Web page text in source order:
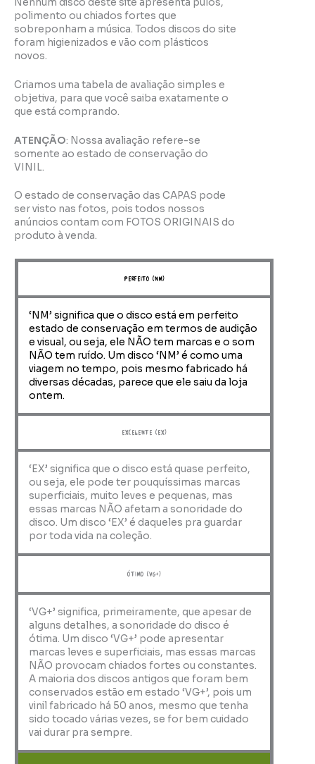
polimento ou chiados fortes que
sobreponham a música. Todos discos do site
foram higienizados e vão com plásticos
novos.
Criamos uma tabela de avaliação simples e
objetiva, para que você saiba exatamente o
que está comprando.
ATENÇÃO: Nossa avaliação refere-se
somente ao estado de conservação do
VINIL.
O estado de conservação das CAPAS pode
ser visto nas fotos, pois todos nossos
anúncios contam com FOTOS ORIGINAIS do
produto à venda.
perfeito (NM)
‘NM’ significa que o disco está em perfeito
estado de conservação em termos de audição
e visual, ou seja, ele NÃO tem marcas e o som
NÃO tem ruído. Um disco ‘NM’ é como uma
viagem no tempo, pois mesmo fabricado há
diversas décadas, parece que ele saiu da loja
ontem.
Excelente (EX)
‘EX’ significa que o disco está quase perfeito,
ou seja, ele pode ter pouquíssimas marcas
superficiais, muito leves e pequenas, mas
essas marcas NÃO afetam a sonoridade do
disco. Um disco ‘EX’ é daqueles pra guardar
por toda vida na coleção.
ótimo (VG+)
‘VG+’ significa, primeiramente, que apesar de
alguns detalhes, a sonoridade do disco é
ótima. Um disco ‘VG+’ pode apresentar
marcas leves e superficiais, mas essas marcas
NÃO provocam chiados fortes ou constantes.
A maioria dos discos antigos que foram bem
conservados estão em estado ‘VG+’, pois um
vinil fabricado há 50 anos, mesmo que tenha
sido tocado várias vezes, se for bem cuidado
vai durar pra sempre.